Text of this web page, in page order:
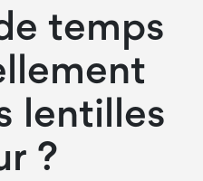
temps
lentilles
?